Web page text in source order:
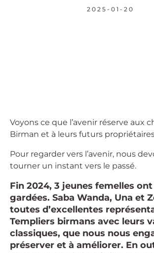
2025-01-20
Voyons ce que l’avenir réserve aux
Birman et à leurs futurs
Pour regarder vers l’avenir, nous
tourner un instant vers le passé.
Fin 2024, 3 jeunes femelles
gardées. Saba Wanda, Una et
toutes d’excellentes
Templiers birmans avec leurs
classiques, que nous nous
préserver et à améliorer. En